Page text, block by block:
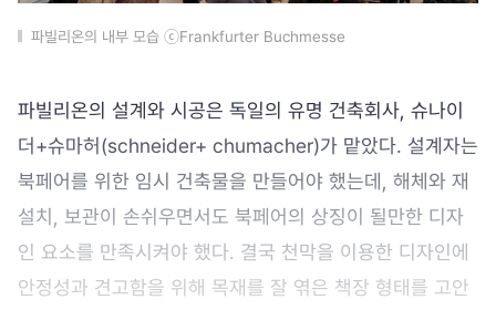
파빌리온의 내부 모습 ⓒFrankfurter Buchmesse
파빌리온의 설계와 시공은 독일의 유명 건축회사, 슈나이
더+슈마허(schneider+ chumacher)가 맡았다. 설계자는
북페어를 위한 임시 건축물을 만들어야 했는데, 해체와 재
설치, 보관이 손쉬우면서도 북페어의 상징이 될만한 디자
인 요소를 만족시켜야 했다. 결국 천막을 이용한 디자인에
안정성과 견고함을 위해 목재를 잘 엮은 책장 형태를 고안